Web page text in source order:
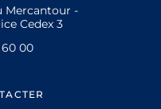
Mercantour -
Cedex 3
60 00